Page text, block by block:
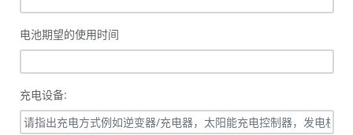
电池期望的使用时间
充电设备: